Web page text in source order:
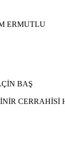
ERMUTLU
BAŞ
CERRAHİSİ